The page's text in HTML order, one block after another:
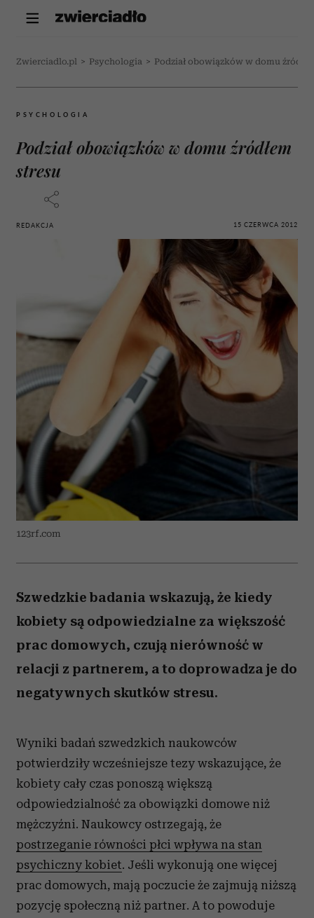
Zwierciadlo.pl > Psychologia > Podział obowiązków w domu
PSYCHOLOGIA
Podział obowiązków w domu źródłem
stresu
REDAKCJA 15 CZERWCA 2012
123rf.com
Szwedzkie badania wskazują, że kiedy
kobiety są odpowiedzialne za większość
prac domowych, czują nierówność w
relacji z partnerem, a to doprowadza je do
negatywnych skutków stresu.
Wyniki badań szwedzkich naukowców
potwierdziły wcześniejsze tezy wskazujące, że
kobiety cały czas ponoszą większą
odpowiedzialność za obowiązki domowe niż
mężczyźni. Naukowcy ostrzegają, że
postrzeganie równości płci wpływa na stan
psychiczny kobiet. Jeśli wykonują one więcej
prac domowych, mają poczucie że zajmują niższą
pozycję społeczną niż partner. A to powoduje